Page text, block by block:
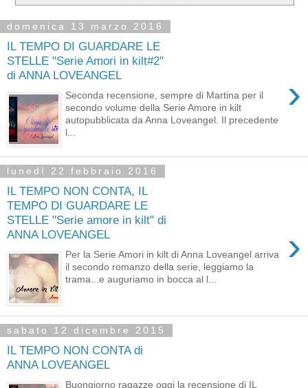
domenica 13 marzo 2016
IL TEMPO DI GUARDARE LE
STELLE "Serie Amori in kilt#2"
di ANNA LOVEANGEL
›
Seconda recensione, sempre di Martina per il
secondo volume della Serie Amore in kilt
autopubblicata da Anna Loveangel. Il precedente
l...
lunedì 22 febbraio 2016
IL TEMPO NON CONTA, IL
TEMPO DI GUARDARE LE
STELLE "Serie amore in kilt" di
ANNA LOVEANGEL
›
Per la Serie Amori in kilt di Anna Loveangel arriva
il secondo romanzo della serie, leggiamo la
trama...e auguriamo in bocca al l...
sabato 12 dicembre 2015
IL TEMPO NON CONTA di
ANNA LOVEANGEL
Buongiorno ragazze oggi la recensione di IL